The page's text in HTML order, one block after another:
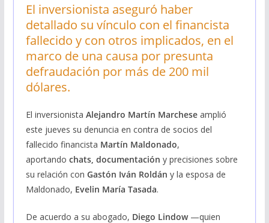
El inversionista aseguró haber
detallado su vínculo con el financista
fallecido y con otros implicados, en el
marco de una causa por presunta
defraudación por más de 200 mil
dólares.
El inversionista Alejandro Martín Marcheseamplió
este jueves su denuncia en contra de socios del
fallecido financista Martín Maldonado,
aportando chats, documentación y precisiones sobre
su relación con Gastón Iván Roldán y la esposa de
Maldonado, Evelin María Tasada.
De acuerdo a su abogado, Diego Lindow—quien